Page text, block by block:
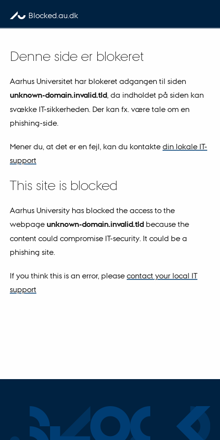
Skip to content
Blocked.au.dk
Denne side er blokeret
Aarhus Universitet har blokeret adgangen til siden
unknown-domain.invalid.tld, da indholdet på siden kan
svække IT-sikkerheden. Der kan fx. være tale om en
phishing-side.
Mener du, at det er en fejl, kan du kontakte din lokale IT-
support
This site is blocked
Aarhus University has blocked the access to the
webpage unknown-domain.invalid.tldbecause the
content could compromise IT-security. It could be a
phishing site.
If you think this is an error, please contact your local IT
support